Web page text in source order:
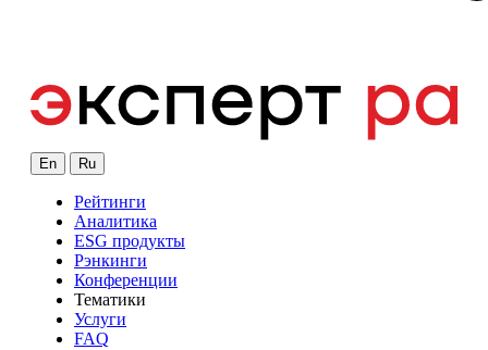
En Ru
Рейтинги
Аналитика
ESG продукты
Рэнкинги
Конференции
Тематики
Услуги
FAQ